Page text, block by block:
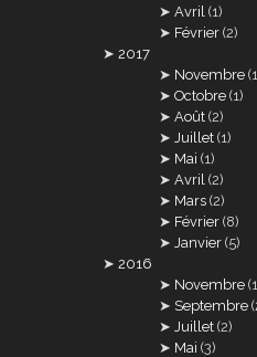
Avril (1)
Février (2)
2017
Novembre
Octobre (1)
Août (2)
Juillet (1)
Mai (1)
Avril (2)
Mars (2)
Février (8)
Janvier (5)
2016
Novembre
Septembre
Juillet (2)
Mai (3)